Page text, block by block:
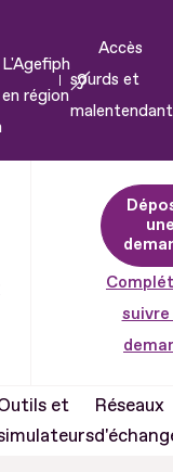
L'Agefiph
en région
Accès
sourds et
suivre
et
Réseaux